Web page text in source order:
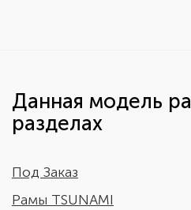
Данная модель
разделах
Под Заказ
Рамы TSUNAMI